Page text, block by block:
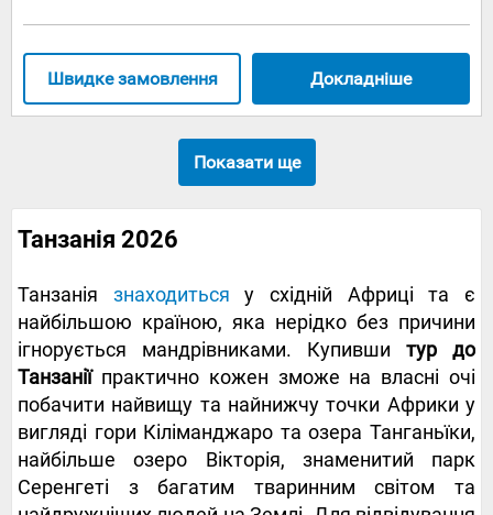
Докладніше
Швидке замовлення
Показати ще
Танзанія 2026
Танзанія знаходиться у східній Африці та є
найбільшою країною, яка нерідко без причини
ігнорується мандрівниками. Купивши тур до
Танзаніїпрактично кожен зможе на власні очі
побачити найвищу та найнижчу точки Африки у
вигляді гори Кіліманджаро та озера Танганьїки,
найбільше озеро Вікторія, знаменитий парк
Серенгеті з багатим тваринним світом та